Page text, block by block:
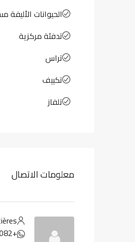
الحيوانات
تدفئة مركزية
تراس
تكييف
تلفاز
معلومات الاتصال
+212668280082